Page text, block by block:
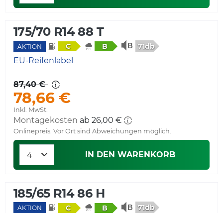
175/70 R14 88 T
AKTION C B 71db
EU-Reifenlabel
87,40 €
78,66 €
Inkl. MwSt.
Montagekosten ab 26,00 €
Onlinepreis. Vor Ort sind Abweichungen möglich.
IN DEN WARENKORB
185/65 R14 86 H
AKTION C B 71db